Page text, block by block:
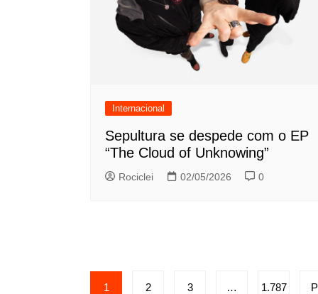
Internacional
Sepultura se despede com o EP
“The Cloud of Unknowing”
Rociclei 02/05/2026 0
Paginação
1 2 3 … 1.787